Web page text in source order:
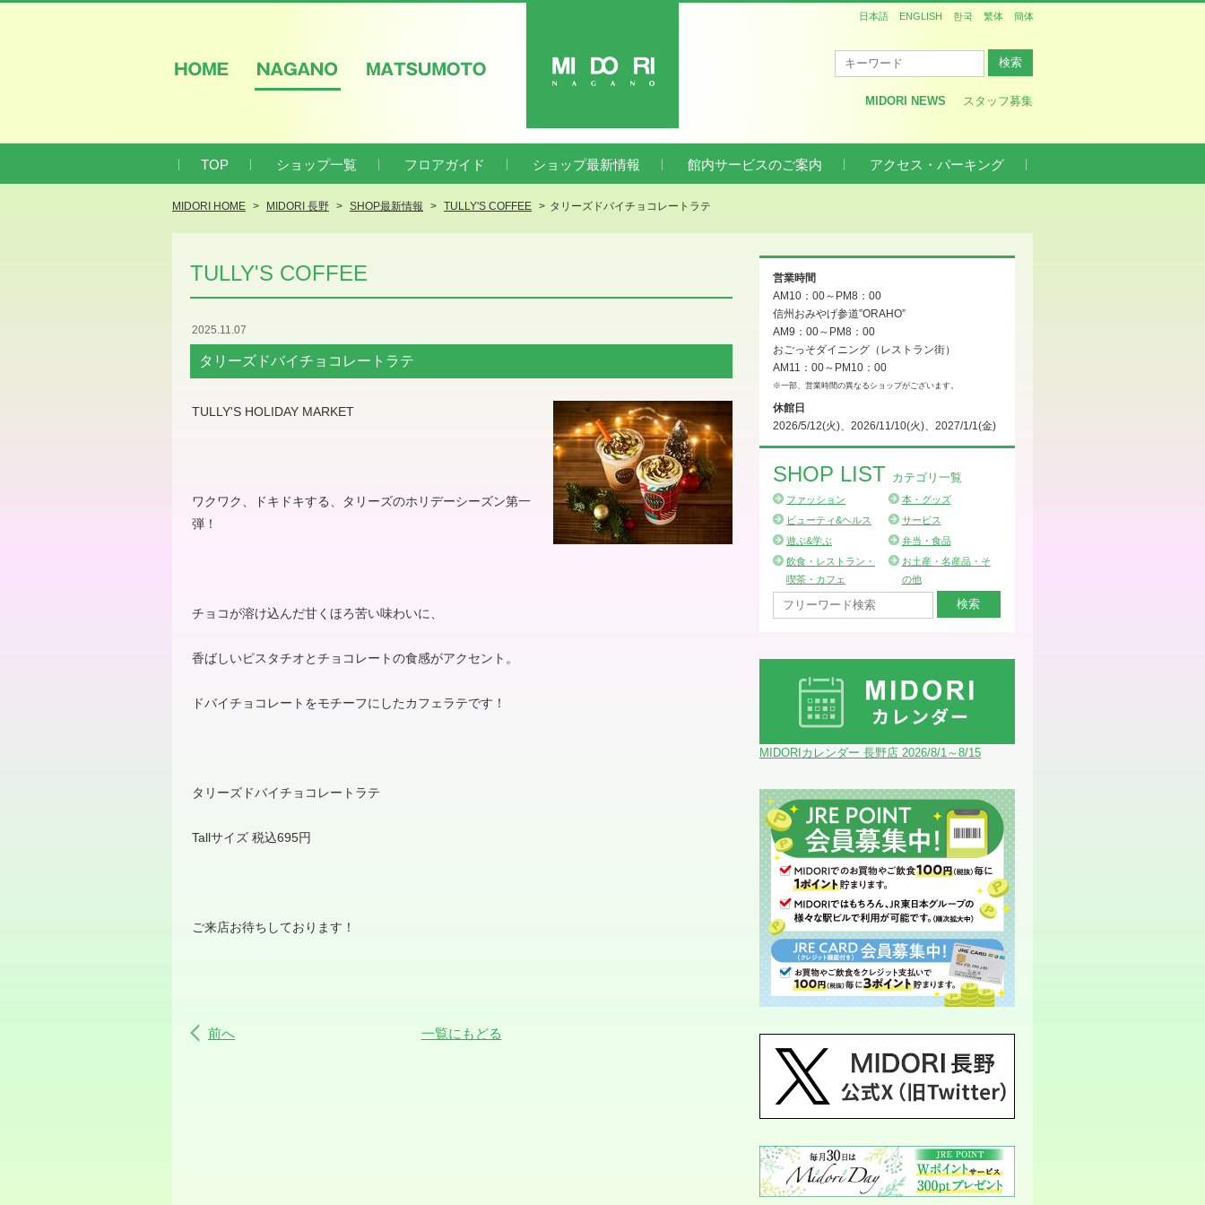
MIDORI NEWS
スタッフ募集
日本語 ENGLISH 한국 繁体 簡体
TOP ショップ一覧 フロアガイド ショップ最新情報 館内サービスのご案内 アクセス・パーキング
MIDORI HOME MIDORI 長野 SHOP最新情報 TULLY'S COFFEE タリーズドバイチョコレートラテ
TULLY'S COFFEE
2025.11.07
タリーズドバイチョコレートラテ
TULLY'S HOLIDAY MARKET
ワクワク、ドキドキする、タリーズのホリデーシーズン第一
弾！
チョコが溶け込んだ甘くほろ苦い味わいに、
香ばしいピスタチオとチョコレートの食感がアクセント。
ドバイチョコレートをモチーフにしたカフェラテです！
タリーズドバイチョコレートラテ
Tallサイズ 税込695円
ご来店お待ちしております！
前へ 一覧にもどる
営業時間
AM10：00～PM8：00
信州おみやげ参道”ORAHO”
AM9：00～PM8：00
おごっそダイニング（レストラン街）
AM11：00～PM10：00
※一部、営業時間の異なるショップがございます。
休館日
2026/5/12(火)、2026/11/10(火)、2027/1/1(金)
SHOP LIST カテゴリ一覧
ファッション
本・グッズ
ビューティ&ヘルス
サービス
遊ぶ&学ぶ
弁当・食品
飲食・レストラン・
喫茶・カフェ
お土産・名産品・そ
の他
MIDORIカレンダー 長野店 2026/8/1～8/15